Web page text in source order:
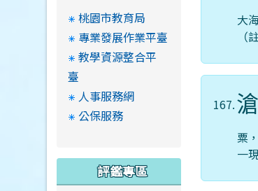
大
（
167.滄
粟
一
桃園市教育局
專業發展作業平臺
教學資源整合平
臺
人事服務網
公保服務
評鑑專區